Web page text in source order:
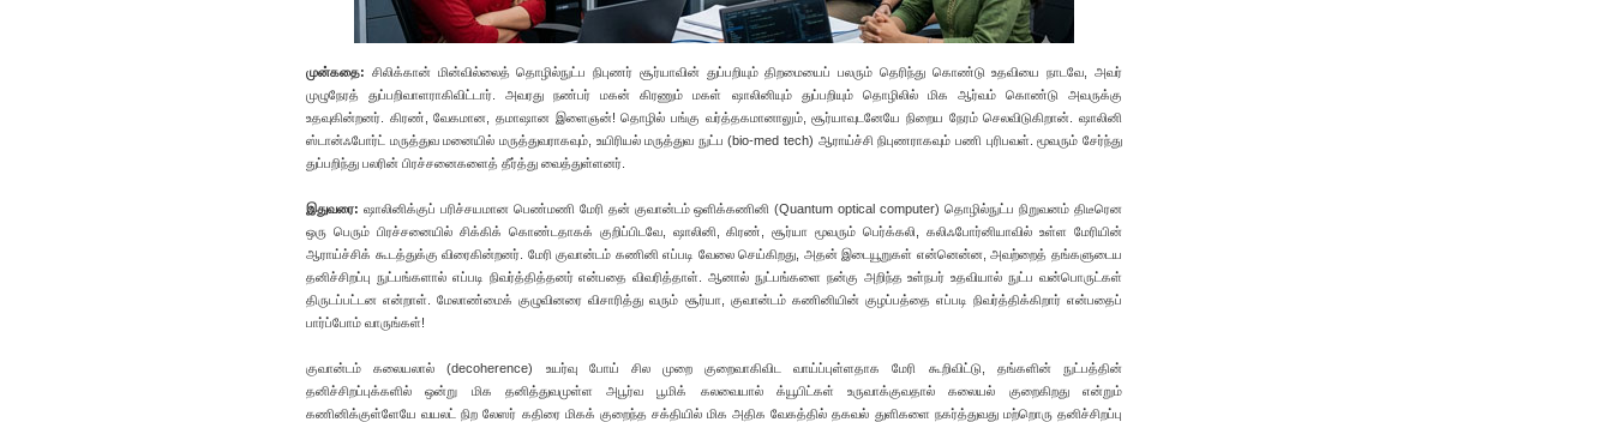
முன்கதை: சிலிக்கான் மின்வில்லைத் தொழில்நுட்ப நிபுணர் சூர்யாவின் துப்பறியும் திறமையைப் பலரும் தெரிந்து கொண்டு உதவியை நாடவே, அவர்
முழுநேரத் துப்பறிவாளராகிவிட்டார். அவரது நண்பர் மகன் கிரணும் மகள் ஷாலினியும் துப்பறியும் தொழிலில் மிக ஆர்வம் கொண்டு அவருக்கு
உதவுகின்றனர். கிரண், வேகமான, தமாஷான இளைஞன்! தொழில் பங்கு வர்த்தகமானாலும், சூர்யாவுடனேயே நிறைய நேரம் செலவிடுகிறான். ஷாலினி
ஸ்டான்ஃபோர்ட் மருத்துவ மனையில் மருத்துவராகவும், உயிரியல் மருத்துவ நுட்ப (bio-med tech) ஆராய்ச்சி நிபுணராகவும் பணி புரிபவள். மூவரும் சேர்ந்து
துப்பறிந்து பலரின் பிரச்சனைகளைத் தீர்த்து வைத்துள்ளனர்.
இதுவரை: ஷாலினிக்குப் பரிச்சயமான பெண்மணி மேரி தன் குவான்டம் ஒளிக்கணினி (Quantum optical computer) தொழில்நுட்ப நிறுவனம் திடீரென
ஒரு பெரும் பிரச்சனையில் சிக்கிக் கொண்டதாகக் குறிப்பிடவே, ஷாலினி, கிரண், சூர்யா மூவரும் பெர்க்கலி, கலிஃபோர்னியாவில் உள்ள மேரியின்
ஆராய்ச்சிக் கூடத்துக்கு விரைகின்றனர். மேரி குவான்டம் கணினி எப்படி வேலை செய்கிறது, அதன் இடையூறுகள் என்னென்ன, அவற்றைத் தங்களுடைய
தனிச்சிறப்பு நுட்பங்களால் எப்படி நிவர்த்தித்தனர் என்பதை விவரித்தாள். ஆனால் நுட்பங்களை நன்கு அறிந்த உள்நபர் உதவியால் நுட்ப வன்பொருட்கள்
திருடப்பட்டன என்றாள். மேலாண்மைக் குழுவினரை விசாரித்து வரும் சூர்யா, குவான்டம் கணினியின் குழப்பத்தை எப்படி நிவர்த்திக்கிறார் என்பதைப்
பார்ப்போம் வாருங்கள்!
குவான்டம் கலையலால் (decoherence) உயர்வு போய் சில முறை குறைவாகிவிட வாய்ப்புள்ளதாக மேரி கூறிவிட்டு, தங்களின் நுட்பத்தின்
தனிச்சிறப்புக்களில் ஒன்று மிக தனித்துவமுள்ள அபூர்வ பூமிக் கலவையால் க்யூபிட்கள் உருவாக்குவதால் கலையல் குறைகிறது என்றும்
கணினிக்குள்ளேயே வயலட் நிற லேஸர் கதிரை மிகக் குறைந்த சக்தியில் மிக அதிக வேகத்தில் தகவல் துளிகளை நகர்த்துவது மற்றொரு தனிச்சிறப்பு